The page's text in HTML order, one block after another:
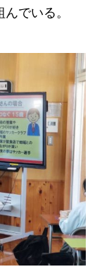
でいる。